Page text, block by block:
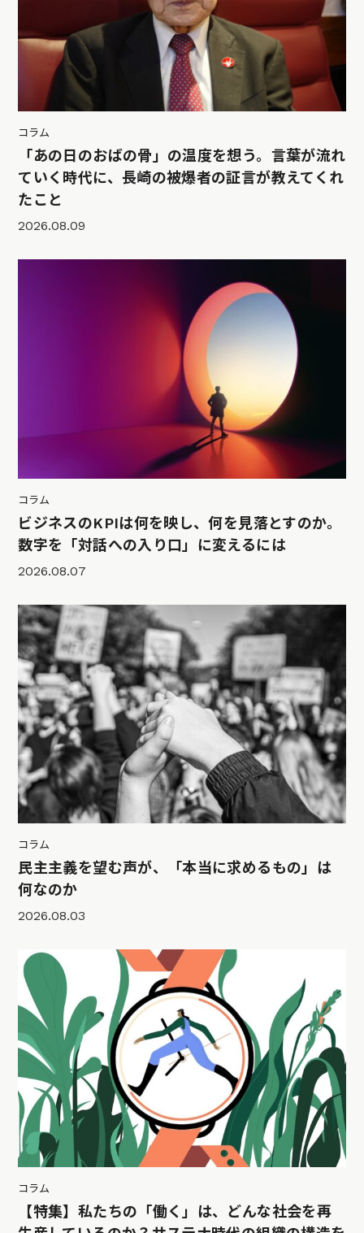
コラム
「あの日のおばの骨」の温度を想う。言葉が流れ
ていく時代に、長崎の被爆者の証言が教えてくれ
たこと
2026.08.09
コラム
ビジネスのKPIは何を映し、何を見落とすのか。
数字を「対話への入り口」に変えるには
2026.08.07
コラム
民主主義を望む声が、「本当に求めるもの」は
何なのか
2026.08.03
コラム
【特集】私たちの「働く」は、どんな社会を再